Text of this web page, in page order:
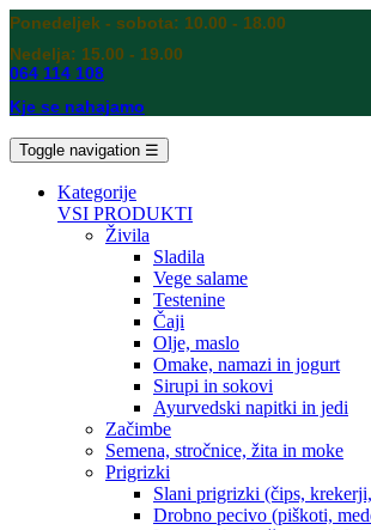
Ponedeljek - sobota: 10.00 - 18.00
Nedelja: 15.00 - 19.00
064 114 108
Kje se nahajamo
Toggle navigation ☰
Kategorije
VSI PRODUKTI
Živila
Sladila
Vege salame
Testenine
Čaji
Olje, maslo
Omake, namazi in jogurt
Sirupi in sokovi
Ayurvedski napitki in jedi
Začimbe
Semena, stročnice, žita in moke
Prigrizki
Slani prigrizki (čips,
Drobno pecivo (piškoti,